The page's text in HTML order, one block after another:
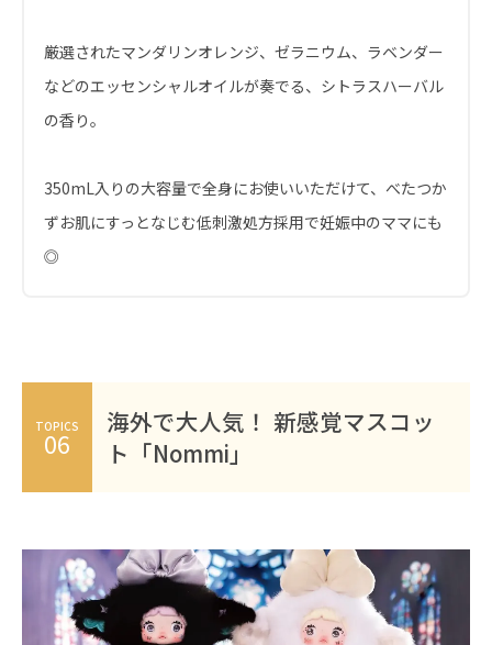
厳選されたマンダリンオレンジ、ゼラニウム、ラベンダー
などのエッセンシャルオイルが奏でる、シトラスハーバル
の香り。
350mL入りの大容量で全身にお使いいただけて、べたつか
ずお肌にすっとなじむ低刺激処方採用で妊娠中のママにも
◎
TOPICS
06
海外で大人気！ 新感覚マスコッ
ト「Nommi」